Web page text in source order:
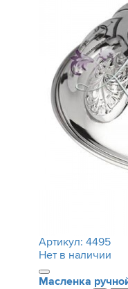
Артикул: 4495
Нет в наличии
Масленка